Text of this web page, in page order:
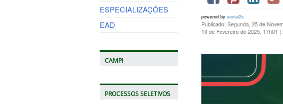
ESPECIALIZAÇÕES
EAD
CAMPI
PROCESSOS SELETIVOS
powered by social2s
Publicado: Segunda, 25 de
10 de Fevereiro de 2025, 17h01 |